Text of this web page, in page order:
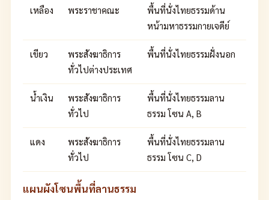
เหลือง พระราชาคณะ
พื้นที่นั่งไทยธรรมด้าน
หน้ามหาธรรมกายเจดีย์
เขียว
พระสังฆาธิการ
ทั่วไปต่างประเทศ
พื้นที่นั่งไทยธรรมฝั่งนอก
น้ำเงิน
พระสังฆาธิการ
ทั่วไป
พื้นที่นั่งไทยธรรมลาน
ธรรม โซน A, B
แดง
พระสังฆาธิการ
ทั่วไป
พื้นที่นั่งไทยธรรมลาน
ธรรม โซน C, D
แผนผังโซนพื้นที่ลานธรรม